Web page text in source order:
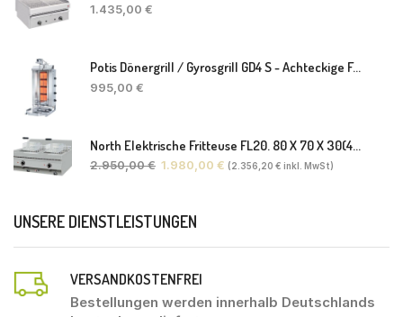
1.435,00 €
Potis Dönergrill / Gyrosgrill GD4 S - Achteckige Fettwanne-Ohne Schaufel
995,00 €
North Elektrische Fritteuse FL20. 80 X 70 X 30(46) Cm
2.950,00€ 1.980,00 € (2.356,20 € inkl. MwSt)
UNSERE DIENSTLEISTUNGEN
VERSANDKOSTENFREI
Bestellungen werden innerhalb Deutschlands